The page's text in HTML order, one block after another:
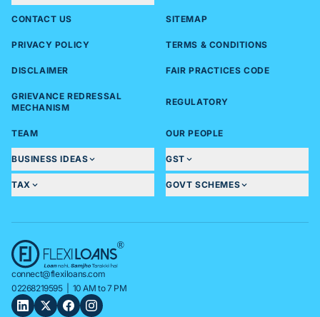
CONTACT US SITEMAP
PRIVACY POLICY TERMS & CONDITIONS
DISCLAIMER FAIR PRACTICES CODE
GRIEVANCE REDRESSAL
MECHANISM
REGULATORY
TEAM OUR PEOPLE
BUSINESS IDEAS GST
TAX GOVT SCHEMES
connect@flexiloans.com
02268219595| 10 AM to 7 PM